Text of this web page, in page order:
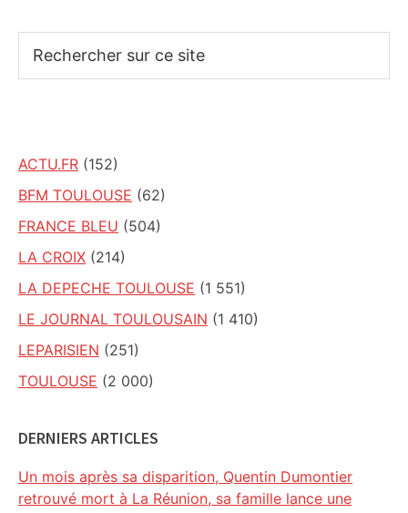
sur
ACTU.FR (152)
BFM TOULOUSE (62)
FRANCE BLEU (504)
LA CROIX (214)
LA DEPECHE TOULOUSE (1 551)
LE JOURNAL TOULOUSAIN (1 410)
LEPARISIEN (251)
TOULOUSE (2 000)
DERNIERS ARTICLES
Un mois après sa disparition, Quentin Dumontier
retrouvé mort à La Réunion, sa famille lance une